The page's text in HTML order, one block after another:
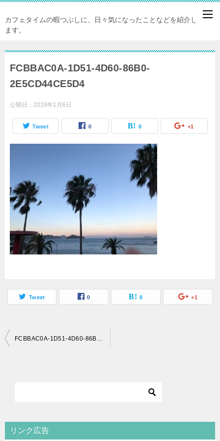
カフェタイムの暇つぶしに、日々気になったことなどを紹介してい
ます。
FCBBAC0A-1D51-4D60-86B0-
2E5CD44CE5D4
公開日： 2019年1月6日
Tweet 0 0 +1
Tweet 0 0 +1
投
シ
FCBBAC0A-1D51-4D60-86B0-2E5CD44CE5D4
リンク広告